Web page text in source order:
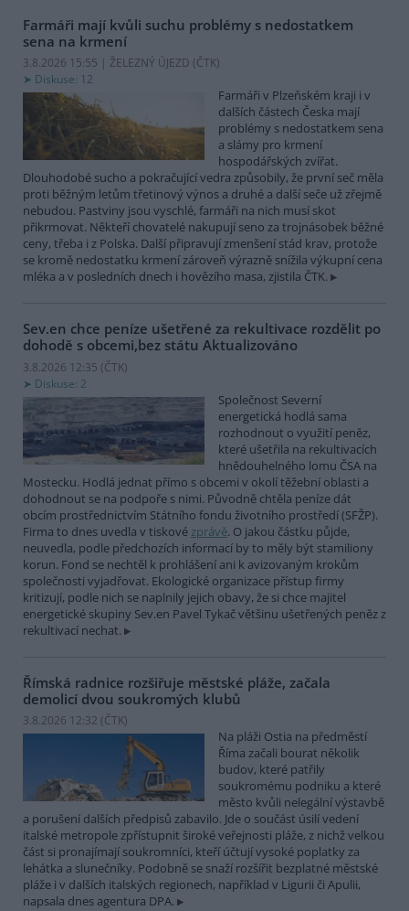
Farmáři mají kvůli suchu problémy s nedostatkem
sena na krmení
3.8.2026 15:55 | ŽELEZNÝ ÚJEZD (ČTK)
Diskuse: 12
Farmáři v Plzeňském kraji i v
dalších částech Česka mají
problémy s nedostatkem sena
a slámy pro krmení
hospodářských zvířat.
Dlouhodobé sucho a pokračující vedra způsobily, že první seč měla
proti běžným letům třetinový výnos a druhé a další seče už zřejmě
nebudou. Pastviny jsou vyschlé, farmáři na nich musí skot
přikrmovat. Někteří chovatelé nakupují seno za trojnásobek běžné
ceny, třeba i z Polska. Další připravují zmenšení stád krav, protože
se kromě nedostatku krmení zároveň výrazně snížila výkupní cena
mléka a v posledních dnech i hovězího masa, zjistila ČTK.
Sev.en chce peníze ušetřené za rekultivace rozdělit po
dohodě s obcemi,bez státu Aktualizováno
3.8.2026 12:35 (ČTK)
Diskuse: 2
Společnost Severní
energetická hodlá sama
rozhodnout o využití peněz,
které ušetřila na rekultivacích
hnědouhelného lomu ČSA na
Mostecku. Hodlá jednat přímo s obcemi v okolí těžební oblasti a
dohodnout se na podpoře s nimi. Původně chtěla peníze dát
obcím prostřednictvím Státního fondu životního prostředí (SFŽP).
Firma to dnes uvedla v tiskovézprávě. O jakou částku půjde,
neuvedla, podle předchozích informací by to měly být stamiliony
korun. Fond se nechtěl k prohlášení ani k avizovaným krokům
společnosti vyjadřovat. Ekologické organizace přístup firmy
kritizují, podle nich se naplnily jejich obavy, že si chce majitel
energetické skupiny Sev.en Pavel Tykač většinu ušetřených peněz z
rekultivací nechat.
Římská radnice rozšiřuje městské pláže, začala
demolicí dvou soukromých klubů
3.8.2026 12:32 (ČTK)
Na pláži Ostia na předměstí
Říma začali bourat několik
budov, které patřily
soukromému podniku a které
město kvůli nelegální výstavbě
a porušení dalších předpisů zabavilo. Jde o součást úsilí vedení
italské metropole zpřístupnit široké veřejnosti pláže, z nichž velkou
část si pronajímají soukromníci, kteří účtují vysoké poplatky za
lehátka a slunečníky. Podobně se snaží rozšířit bezplatné městské
pláže i v dalších italských regionech, například v Ligurii či Apulii,
napsala dnes agentura DPA.